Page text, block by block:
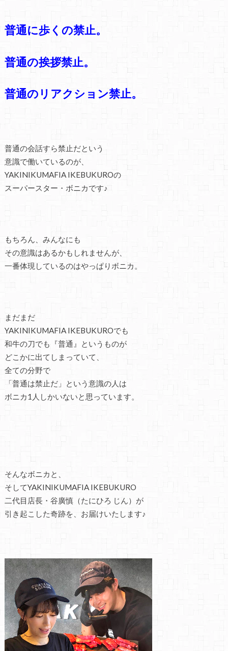
普通に歩くの禁止。
普通の挨拶禁止。
普通のリアクション禁止。
普通の会話すら禁止だという
意識で働いているのが、
YAKINIKUMAFIA IKEBUKUROの
スーパースター・ボニカです♪
もちろん、みんなにも
その意識はあるかもしれませんが、
一番体現しているのはやっぱりボニカ。
まだまだ
YAKINIKUMAFIA IKEBUKUROでも
和牛の刀でも『普通』というものが
どこかに出てしまっていて、
全ての分野で
「普通は禁止だ」という意識の人は
ボニカ1人しかいないと思っています。
そんなボニカと、
そしてYAKINIKUMAFIA IKEBUKURO
二代目店長・谷廣慎（たにひろ じん）が
引き起こした奇跡を、お届けいたします♪